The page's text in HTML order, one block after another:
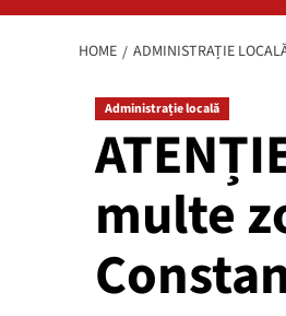
HOME ADMINISTRAȚIE
Administrație locală
multe